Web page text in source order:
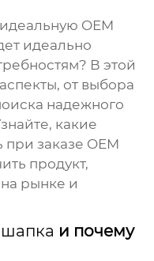
идеальную OEM
идеально
В этой
от выбора
надежного
какие
при заказе OEM
продукт,
рынке и
и почему